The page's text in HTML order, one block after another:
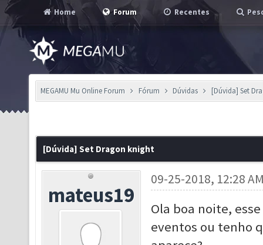
Home Forum Recentes
MEGAMU Mu Online Forum Fórum Dúvidas [Dúvida] Set
[Dúvida] Set Dragon knight
mateus19
09-25-2018, 12:28
Ola boa noite,
eventos ou tenho